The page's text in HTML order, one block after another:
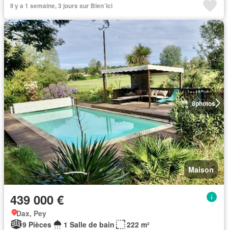
Il y a 1 semaine, 3 jours sur Bien´ici
8photos
Maison
439 000 €
Dax, Pey
9 Pièces
1 Salle de bain
222 m²